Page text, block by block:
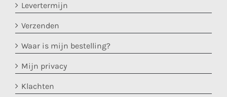
Levertermijn
Verzenden
Waar is mijn bestelling?
Mijn privacy
Klachten